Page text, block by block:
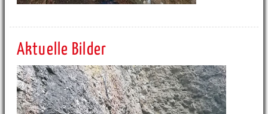
Aktuelle Bilder